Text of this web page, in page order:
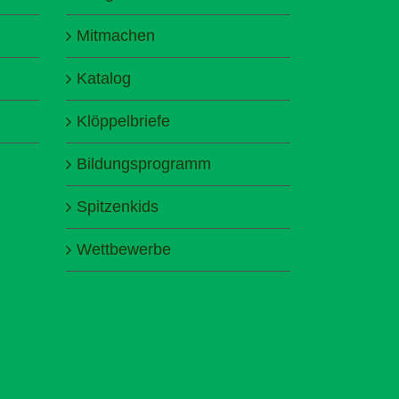
Mitmachen
Katalog
Klöppelbriefe
Bildungsprogramm
Spitzenkids
Wettbewerbe